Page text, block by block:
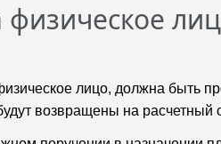
лицо, должна быть
возвращены на расчетный